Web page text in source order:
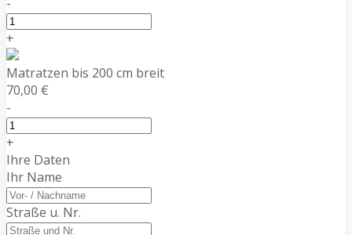
+
Matratzen bis 200 cm breit
70,00 €
-
+
Ihre Daten
Ihr Name
Straße u. Nr.